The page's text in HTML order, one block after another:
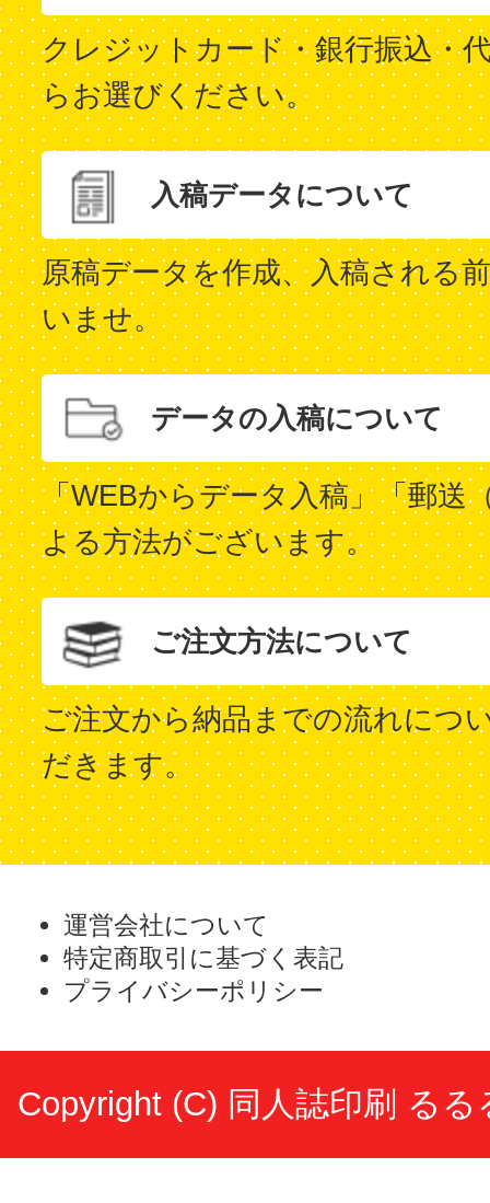
クレジットカード・銀行振込・
らお選びください。
入稿データについて
原稿データを作成、入稿される
いませ。
データの入稿について
「WEBからデータ入稿」「郵送
よる方法がございます。
ご注文方法について
ご注文から納品までの流れにつ
だきます。
運営会社について
特定商取引に基づく表記
プライバシーポリシー
Copyright (C) 同人誌印刷 るる